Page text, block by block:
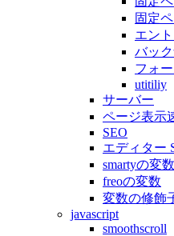
固定
エン
バッ
フォ
utitiliy
サーバー
ページ表示
SEO
エディター
smartyの変数
freoの変数
変数の修飾
javascript
smoothscroll